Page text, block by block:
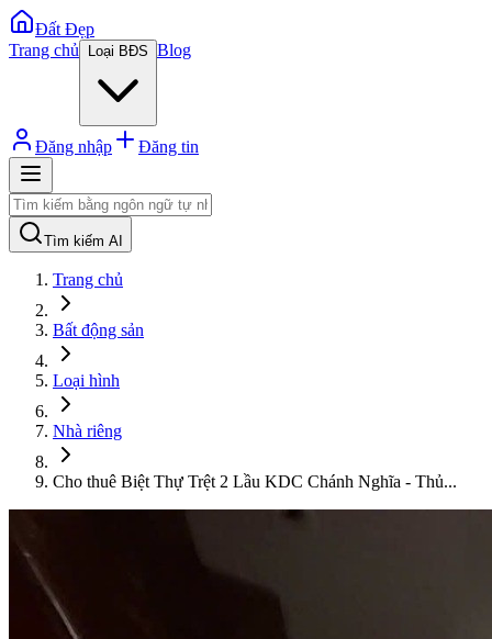
Đất Đẹp
Trang chủ
Loại BĐS Blog
Đăng nhập Đăng tin
Tìm kiếm AI
Trang chủ
Bất động sản
Loại hình
Nhà riêng
Cho thuê Biệt Thự Trệt 2 Lầu KDC Chánh Nghĩa - Thủ...